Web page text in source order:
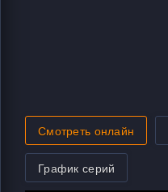
Смотреть онлайн
График серий